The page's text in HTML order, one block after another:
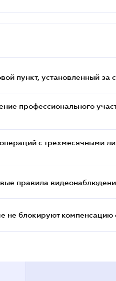
пункт, установленный за
профессионального
с трехмесячными
правила
не блокируют компенсацию